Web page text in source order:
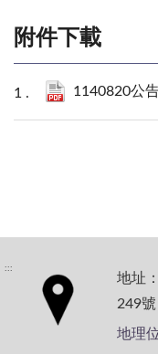
附件下載
1140820公
:::
地址
249號
地理